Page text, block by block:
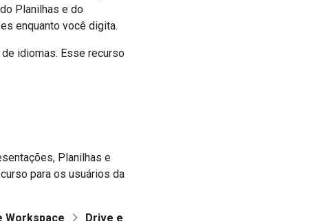
Planilhas e do
enquanto você digita.
idiomas. Esse recurso
Planilhas e
para os usuários da
Workspace
Drive e